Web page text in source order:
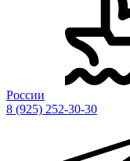
России
8 (925) 252-30-30